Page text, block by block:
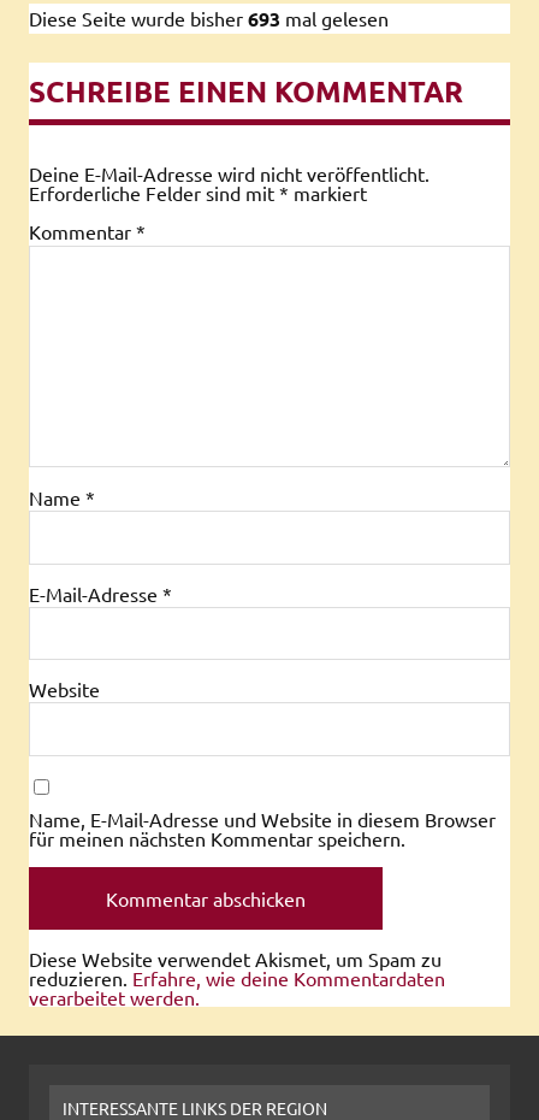
Diese Seite wurde bisher 693 mal gelesen
SCHREIBE EINEN KOMMENTAR
Deine E-Mail-Adresse wird nicht veröffentlicht.
Erforderliche Felder sind mit * markiert
Kommentar *
Name *
E-Mail-Adresse *
Website
Name, E-Mail-Adresse und Website in diesem Browser
für meinen nächsten Kommentar speichern.
Diese Website verwendet Akismet, um Spam zu
reduzieren. Erfahre, wie deine Kommentardaten
verarbeitet werden.
INTERESSANTE LINKS DER REGION